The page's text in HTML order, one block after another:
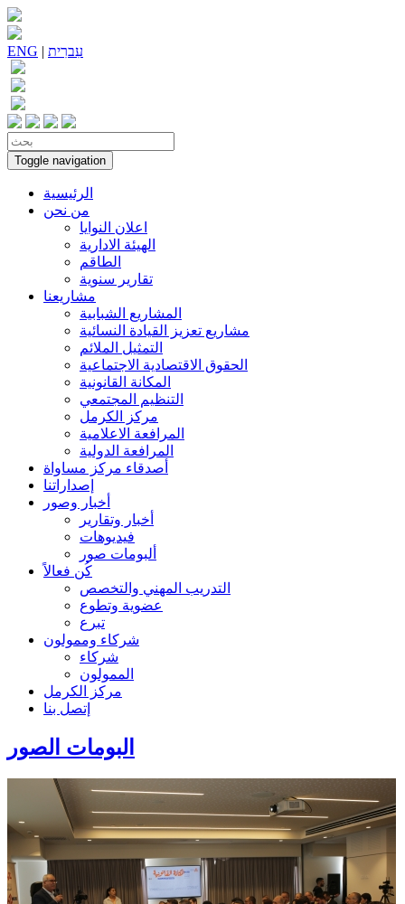
ENG | עִברִית
Toggle navigation
الرئيسية
من نحن
اعلان النوايا
الهيئة الادارية
الطاقم
تقارير سنوية
مشاريعنا
المشاريع الشبابية
مشاريع تعزيز القيادة النسائية
التمثيل الملائم
الحقوق الاقتصادية الاجتماعية
المكانة القانونية
التنظيم المجتمعي
مركز الكرمل
المرافعة الاعلامية
المرافعة الدولية
أصدقاء مركز مساواة
إصداراتنا
أخبار وصور
أخبار وتقارير
فيديوهات
ألبومات صور
كُن فعالاً
التدريب المهني والتخصص
عضوية وتطوع
تبرع
شركاء وممولون
شركاء
الممولون
مركز الكرمل
إتصل بنا
البومات الصور